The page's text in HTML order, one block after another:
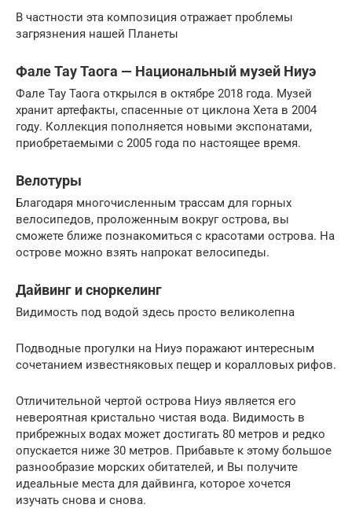
В частности эта композиция отражает проблемы
загрязнения нашей Планеты
Фале Тау Таога — Национальный музей Ниуэ
Фале Тау Таога открылся в октябре 2018 года. Музей
хранит артефакты, спасенные от циклона Хета в 2004
году. Коллекция пополняется новыми экспонатами,
приобретаемыми с 2005 года по настоящее время.
Велотуры
Благодаря многочисленным трассам для горных
велосипедов, проложенным вокруг острова, вы
сможете ближе познакомиться с красотами острова. На
острове можно взять напрокат велосипеды.
Дайвинг и сноркелинг
Видимость под водой здесь просто великолепна
Подводные прогулки на Ниуэ поражают интересным
сочетанием известняковых пещер и коралловых рифов.
Отличительной чертой острова Ниуэ является его
невероятная кристально чистая вода. Видимость в
прибрежных водах может достигать 80 метров и редко
опускается ниже 30 метров. Прибавьте к этому большое
разнообразие морских обитателей, и Вы получите
идеальные места для дайвинга, которое хочется
изучать снова и снова.